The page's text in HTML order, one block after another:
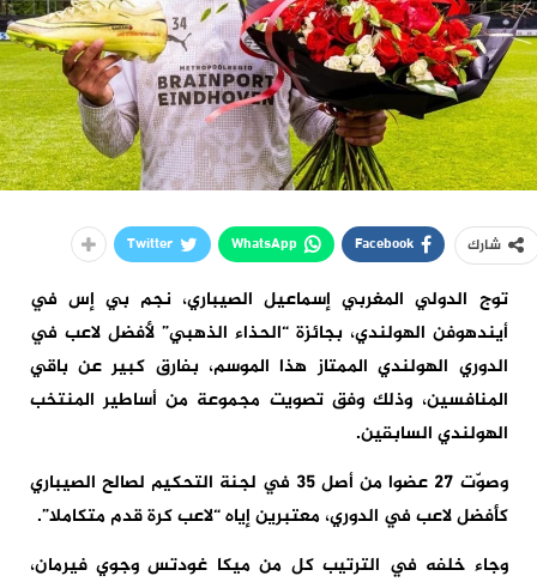
شارك Facebook
WhatsApp
Twitter
توج الدولي المغربي إسماعيل الصيباري، نجم بي إس في
أيندهوفن الهولندي، بجائزة “الحذاء الذهبي” لأفضل لاعب في
الدوري الهولندي الممتاز هذا الموسم، بفارق كبير عن باقي
المنافسين، وذلك وفق تصويت مجموعة من أساطير المنتخب
الهولندي السابقين.
وصوّت 27 عضوا من أصل 35 في لجنة التحكيم لصالح الصيباري
كأفضل لاعب في الدوري، معتبرين إياه “لاعب كرة قدم متكاملا”.
وجاء خلفه في الترتيب كل من ميكا غودتس وجوي فيرمان،